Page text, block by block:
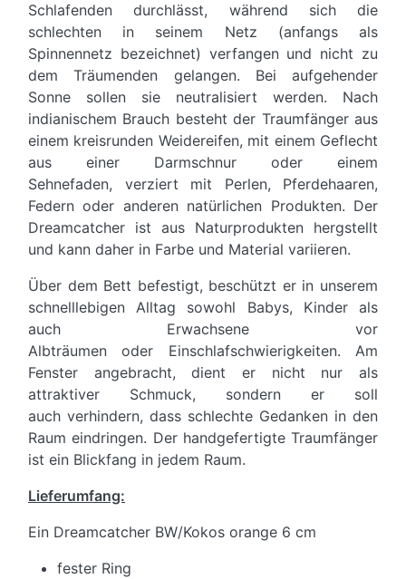
Schlafenden durchlässt, während sich die
schlechten in seinem Netz (anfangs als
Spinnennetz bezeichnet) verfangen und nicht zu
dem Träumenden gelangen. Bei aufgehender
Sonne sollen sie neutralisiert werden. Nach
indianischem Brauch besteht der Traumfänger aus
einem kreisrunden Weidereifen, mit einem Geflecht
aus einer Darmschnur oder einem
Sehnefaden, verziert mit Perlen, Pferdehaaren,
Federn oder anderen natürlichen Produkten. Der
Dreamcatcher ist aus Naturprodukten hergstellt
und kann daher in Farbe und Material variieren.
Über dem Bett befestigt, beschützt er in unserem
schnelllebigen Alltag sowohl Babys, Kinder als
auch Erwachsene vor
Albträumen oder Einschlafschwierigkeiten. Am
Fenster angebracht, dient er nicht nur als
attraktiver Schmuck, sondern er soll
auch verhindern, dass schlechte Gedanken in den
Raum eindringen. Der handgefertigte Traumfänger
ist ein Blickfang in jedem Raum.
Lieferumfang:
Ein Dreamcatcher BW/Kokos orange 6 cm
fester Ring